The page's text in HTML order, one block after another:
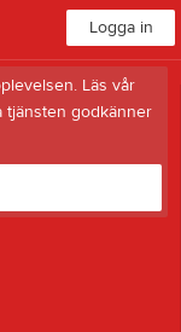
Logga in
Läs vår
tjänsten godkänner